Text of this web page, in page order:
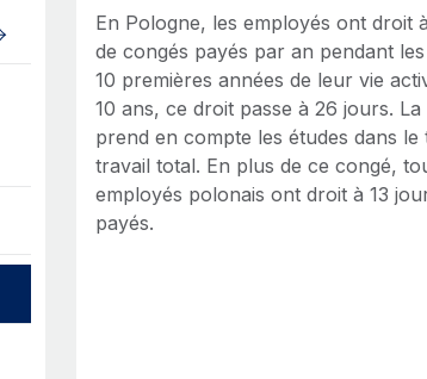
En Pologne, les employés ont droit
de congés payés par an pendant les
10 premières années de leur vie
10 ans, ce droit passe à 26 jours. La
prend en compte les études dans le
travail total. En plus de ce congé,
employés polonais ont droit à 13
payés.